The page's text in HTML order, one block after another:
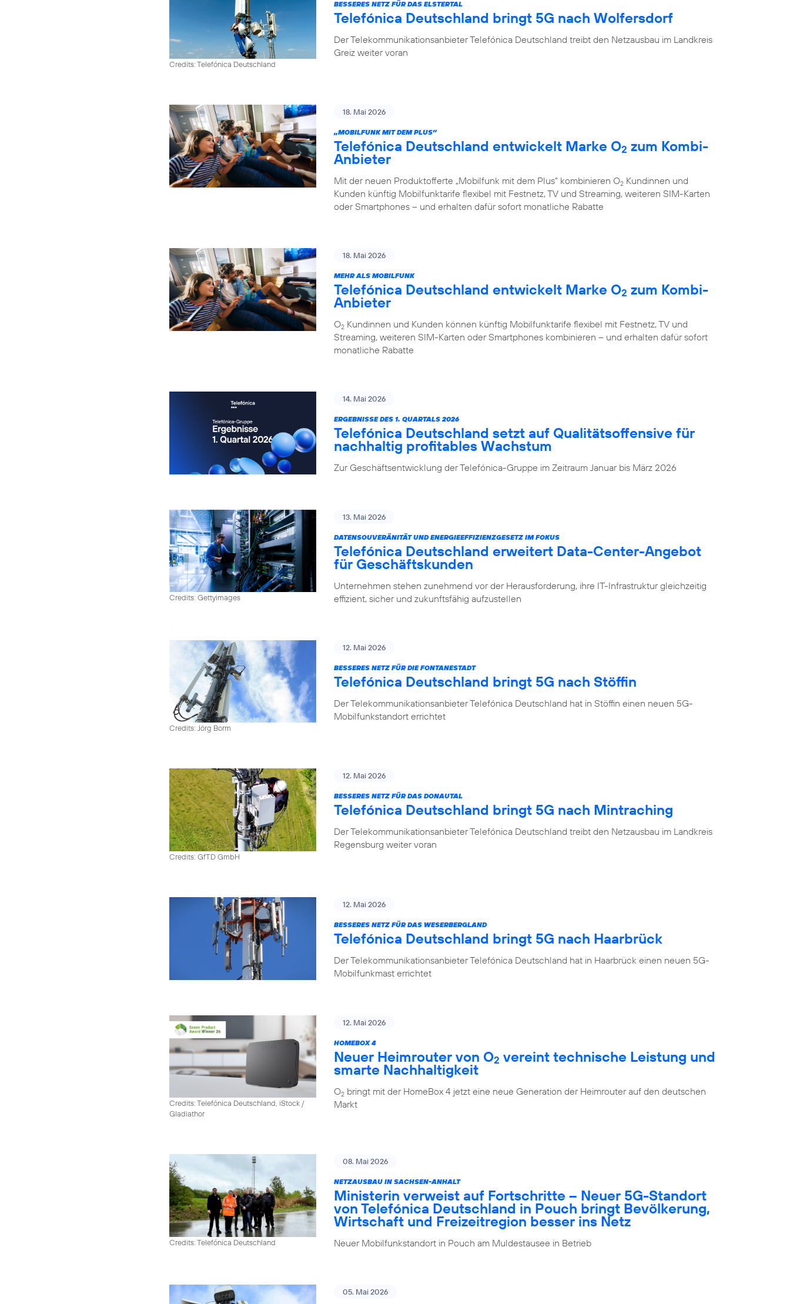
Credits: Telefónica Deutschland
BESSERES NETZ FÜR DAS ELSTERTAL
Telefónica Deutschland bringt 5G nach Wolfersdorf
Der Telekommunikationsanbieter Telefónica Deutschland treibt den Netzausbau im Landkreis
Greiz weiter voran
18. Mai 2026
„MOBILFUNK MIT DEM PLUS”
Telefónica Deutschland entwickelt Marke O2 zum Kombi-
Anbieter
Mit der neuen Produktofferte „Mobilfunk mit dem Plus“ kombinieren O2 Kundinnen und
Kunden künftig Mobilfunktarife flexibel mit Festnetz, TV und Streaming, weiteren SIM-Karten
oder Smartphones – und erhalten dafür sofort monatliche Rabatte
18. Mai 2026
MEHR ALS MOBILFUNK
Telefónica Deutschland entwickelt Marke O2 zum Kombi-
Anbieter
O2 Kundinnen und Kunden können künftig Mobilfunktarife flexibel mit Festnetz, TV und
Streaming, weiteren SIM-Karten oder Smartphones kombinieren – und erhalten dafür sofort
monatliche Rabatte
14. Mai 2026
ERGEBNISSE DES 1. QUARTALS 2026
Telefónica Deutschland setzt auf Qualitätsoffensive für
nachhaltig profitables Wachstum
Zur Geschäftsentwicklung der Telefónica-Gruppe im Zeitraum Januar bis März 2026
Credits: Gettyimages
13. Mai 2026
DATENSOUVERÄNITÄT UND ENERGIEEFFIZIENZGESETZ IM FOKUS
Telefónica Deutschland erweitert Data-Center-Angebot
für Geschäftskunden
Unternehmen stehen zunehmend vor der Herausforderung, ihre IT-Infrastruktur gleichzeitig
effizient, sicher und zukunftsfähig aufzustellen
Credits: Jörg Borm
12. Mai 2026
BESSERES NETZ FÜR DIE FONTANESTADT
Telefónica Deutschland bringt 5G nach Stöffin
Der Telekommunikationsanbieter Telefónica Deutschland hat in Stöffin einen neuen 5G-
Mobilfunkstandort errichtet
Credits: GfTD GmbH
12. Mai 2026
BESSERES NETZ FÜR DAS DONAUTAL
Telefónica Deutschland bringt 5G nach Mintraching
Der Telekommunikationsanbieter Telefónica Deutschland treibt den Netzausbau im Landkreis
Regensburg weiter voran
12. Mai 2026
BESSERES NETZ FÜR DAS WESERBERGLAND
Telefónica Deutschland bringt 5G nach Haarbrück
Der Telekommunikationsanbieter Telefónica Deutschland hat in Haarbrück einen neuen 5G-
Mobilfunkmast errichtet
Credits: Telefónica Deutschland, iStock /
Gladiathor
12. Mai 2026
HOMEBOX 4
Neuer Heimrouter von O2 vereint technische Leistung und
smarte Nachhaltigkeit
O2 bringt mit der HomeBox 4 jetzt eine neue Generation der Heimrouter auf den deutschen
Markt
Credits: Telefónica Deutschland
08. Mai 2026
NETZAUSBAU IN SACHSEN-ANHALT
Ministerin verweist auf Fortschritte – Neuer 5G-Standort
von Telefónica Deutschland in Pouch bringt Bevölkerung,
Wirtschaft und Freizeitregion besser ins Netz
Neuer Mobilfunkstandort in Pouch am Muldestausee in Betrieb
05. Mai 2026